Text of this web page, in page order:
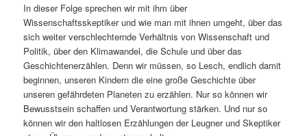
n
g
e
n
r
i
n
g
In dieser Folge sprechen wir mit ihm über
Wissenschaftsskeptiker und wie man mit ihnen umgeht, über das
sich weiter verschlechternde Verhältnis von Wissenschaft und
Politik, über den Klimawandel, die Schule und über das
Geschichtenerzählen. Denn wir müssen, so Lesch, endlich damit
beginnen, unseren Kindern die eine große Geschichte über
unseren gefährdeten Planeten zu erzählen. Nur so können wir
Bewusstsein schaffen und Verantwortung stärken. Und nur so
können wir den haltlosen Erzählungen der Leugner und Skeptiker